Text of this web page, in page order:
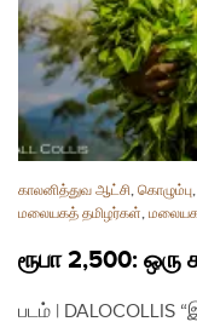
காலனித்துவ ஆட்சி, கொழும்பு,
மலையகத் தமிழர்கள்,
ரூபா 2,500:
படம் |